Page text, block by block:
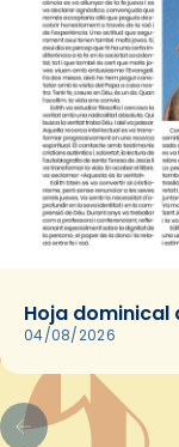
Hoja dominical
04/08/2026